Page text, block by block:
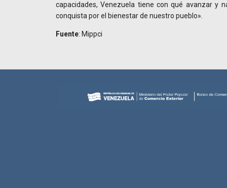
capacidades, Venezuela tiene con qué avanzar y
conquista por el bienestar de nuestro pueblo».
Fuente: Mippci